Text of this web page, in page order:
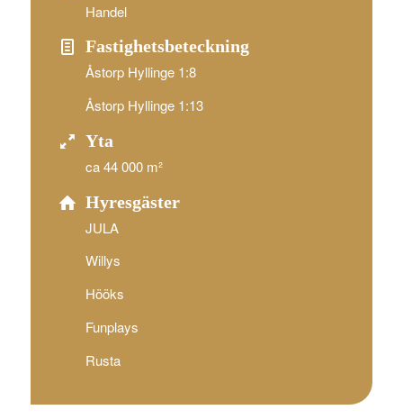
Handel
Fastighetsbeteckning
Åstorp Hyllinge 1:8
Åstorp Hyllinge 1:13
Yta
ca 44 000 m²
Hyresgäster
JULA
Willys
Hööks
Funplays
Rusta